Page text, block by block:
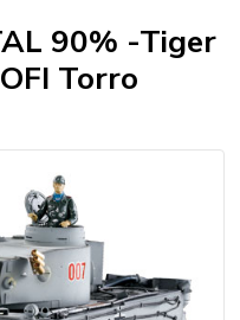
90% -Tiger
Torro